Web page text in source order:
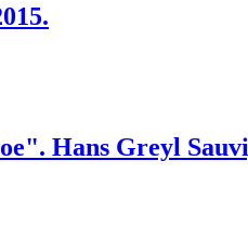
Hans Greyl